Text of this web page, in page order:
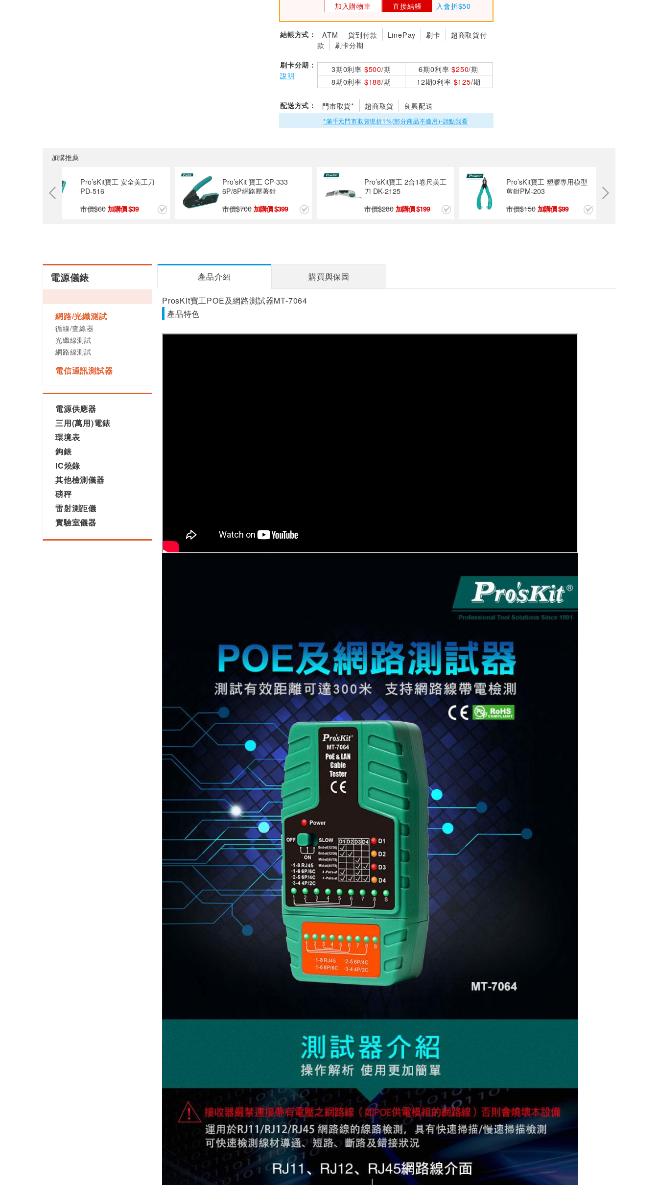
加入購物車 直接結帳 入會折$50
結帳方式： ATM 貨到付款 LinePay 刷卡
超商取貨付
款
刷卡分期
刷卡分期：
說明
3期0利率 $500/期 6期0利率$250/期
8期0利率 $188/期 12期0利率 $125/期
配送方式： 門市取貨* 超商取貨 良興配送
*滿千元門市取貨現折1%(部分商品不適用)-請點我看
加購推薦
Pro’sKit寶工 安全美工刀
PD-516
市價$60 39
Pro’sKit 寶工 CP-333
6P/8P網路壓著鉗
市價$700 399
Pro’sKit寶工 2合1卷尺美工
刀 DK-2125
市價$280 199
Pro’sKit寶工 塑膠專用模型
剪鉗PM-203
市價$150 99
電源儀錶
網路/光纖測試
循線/查線器
光纖線測試
網路線測試
電信通訊測試器
電源供應器
三用(萬用)電錶
環境表
鉤錶
IC燒錄
其他檢測儀器
磅秤
雷射測距儀
實驗室儀器
產品介紹 購買與保固
ProsKit寶工POE及網路測試器MT-7064
產品特色